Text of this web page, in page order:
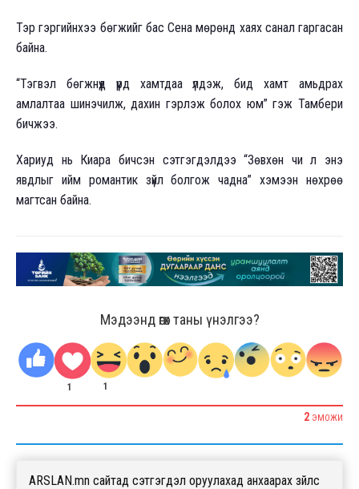
Тэр гэргийнхээ бөгжийг бас Сена мөрөнд хаях санал гаргасан
байна.
“Тэгвэл бөгжнүүд үүрд хамтдаа үлдэж, бид хамт амьдрах
амлалтаа шинэчилж, дахин гэрлэж болох юм” гэж Тамбери
бичжээ.
Хариуд нь Киара бичсэн сэтгэгдэлдээ “Зөвхөн чи л энэ
явдлыг ийм романтик зүйл болгож чадна” хэмээн нөхрөө
магтсан байна.
Мэдээнд өгөх таны үнэлгээ?
1 1
2 ЭМОЖИ
ARSLAN.mn сайтад сэтгэгдэл оруулахад анхаарах зүйлс